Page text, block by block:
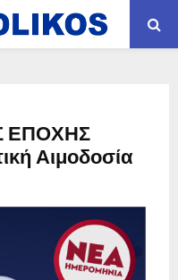
ΕΠΟΧΗΣ
Αιμοδοσία